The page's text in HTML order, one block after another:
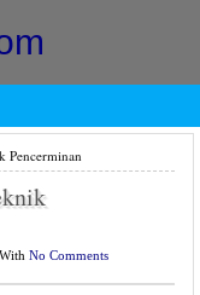
Pencerminan
With No Comments